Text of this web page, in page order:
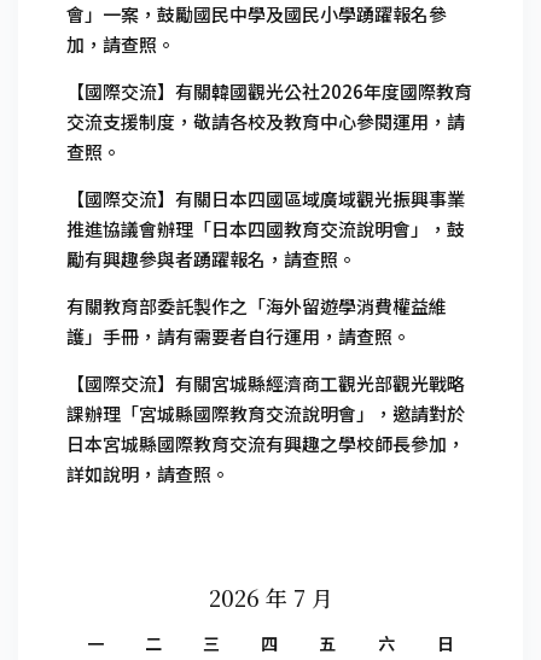
會」一案，鼓勵國民中學及國民小學踴躍報名參
加，請查照。
【國際交流】有關韓國觀光公社2026年度國際教育
交流支援制度，敬請各校及教育中心參閱運用，請
查照。
【國際交流】有關日本四國區域廣域觀光振興事業
推進協議會辦理「日本四國教育交流說明會」，鼓
勵有興趣參與者踴躍報名，請查照。
有關教育部委託製作之「海外留遊學消費權益維
護」手冊，請有需要者自行運用，請查照。
【國際交流】有關宮城縣經濟商工觀光部觀光戰略
課辦理「宮城縣國際教育交流說明會」，邀請對於
日本宮城縣國際教育交流有興趣之學校師長參加，
詳如說明，請查照。
2026 年 7 月
一 二 三 四 五 六 日